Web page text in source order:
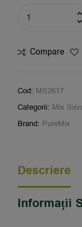
Compare
Cod: MS2617
Categorii: Mix
Brand: PureMix
Descriere
Informații